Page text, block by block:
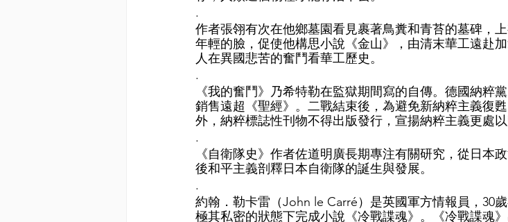
.
作者張翎有次在他鄉墓園看見裹著鳥糞和青苔的墓碑，
年輕的臉，促使他構思小說《金山》，由清末華工遠赴
人在異國悲苦的奮鬥看華工歷史。
.
《我的奮鬥》乃希特勒在監獄期間寫的自傳。德國納粹
銷售遠超《聖經》。二戰結束後，為避免新納粹主義復
外，納粹標誌性刊物不得出版發行，宣揚納粹主義更處以
.
《自衛隊史》作者佐道明廣長期專注有關研究，從日本
後和平主義剖釋日本自衛隊的誕生與發展。
.
約翰．勒卡雷（John le Carré）是英國軍方情報員，30
極其私密的狀態下完成小說《冷戰諜魂》。《冷戰諜魂